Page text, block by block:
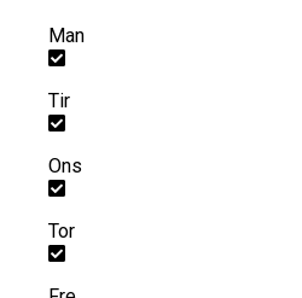
Man
Tir
Ons
Tor